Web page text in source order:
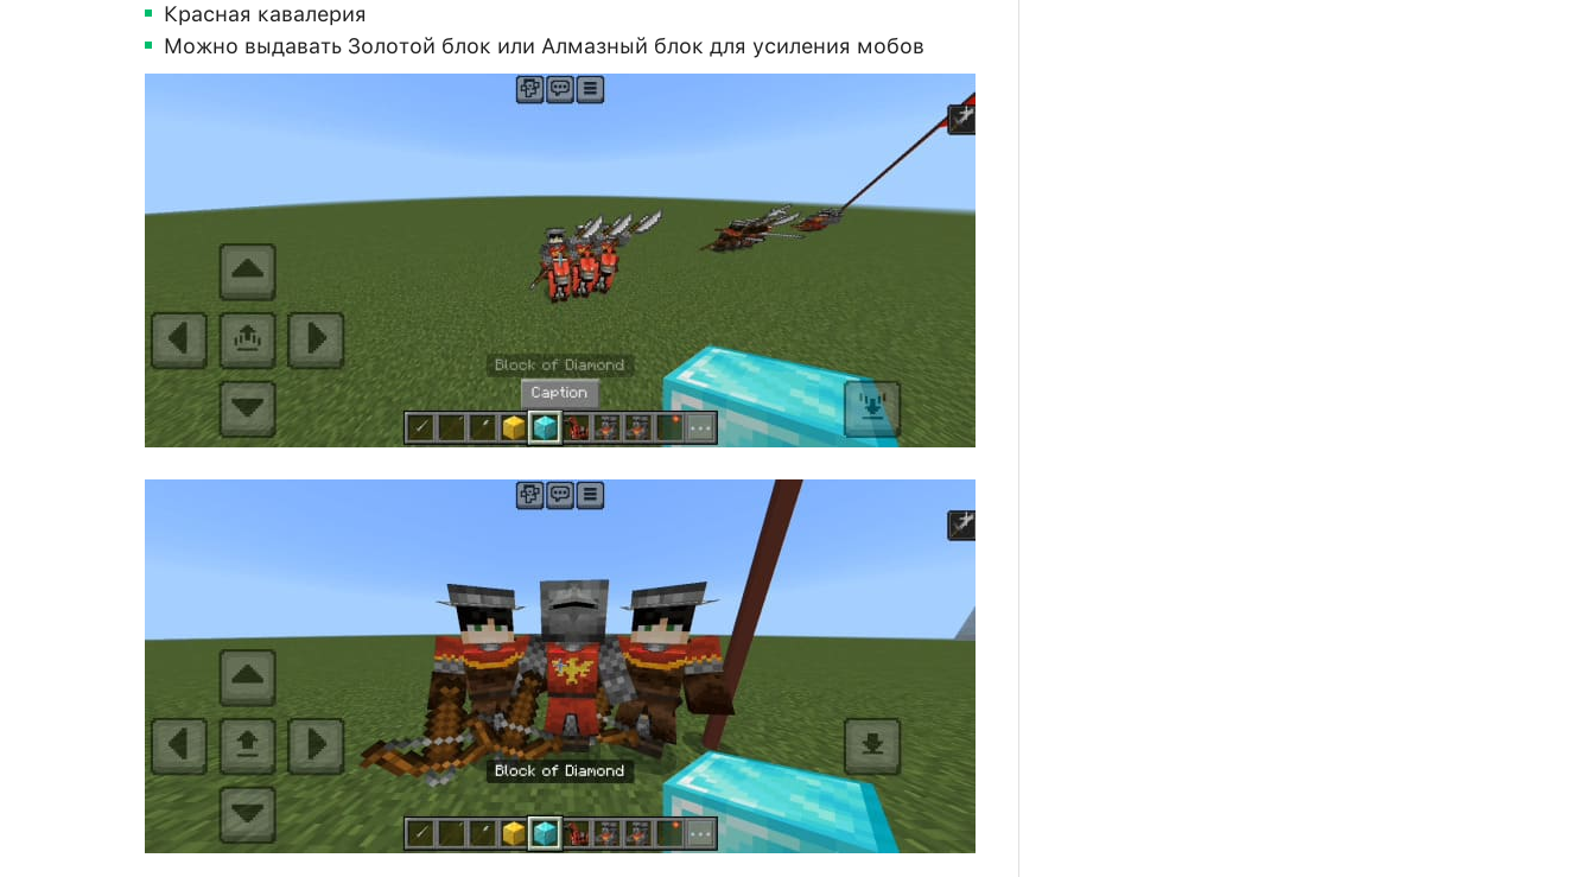
Красная кавалерия
Можно выдавать Золотой блок или Алмазный блок для усиления мобов